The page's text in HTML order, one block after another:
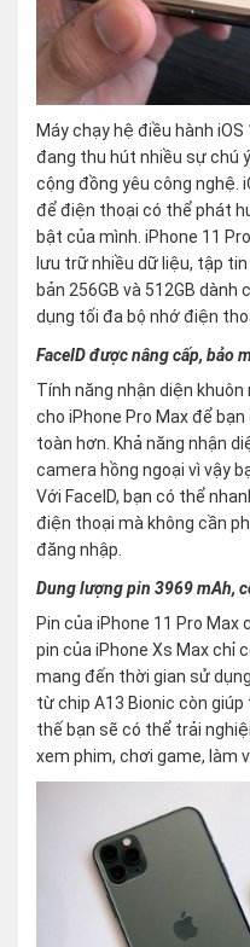
Máy chạy hệ điều hành
đang thu hút nhiều sự chú
cộng đồng yêu công nghệ.
để điện thoại có thể phát
bật của mình. iPhone 11
lưu trữ nhiều dữ liệu, tập
bản 256GB và 512GB
dụng tối đa bộ nhớ điện
FaceID được nâng cấp, bảo
Tính năng nhận diện
cho iPhone Pro Max để
toàn hơn. Khả năng nhận
camera hồng ngoại vì vậy
Với FaceID, bạn có thể
điện thoại mà không cần
đăng nhập.
Dung lượng pin 3969 mAh,
Pin của iPhone 11 Pro
pin của iPhone Xs Max chỉ
mang đến thời gian sử
từ chip A13 Bionic còn
thế bạn sẽ có thể trải
xem phim, chơi game, làm